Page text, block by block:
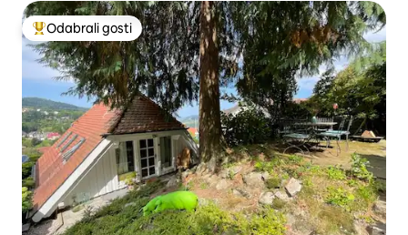
Među najviše rangiranima s oznakom „Odabrali gosti”
Odabrali gosti